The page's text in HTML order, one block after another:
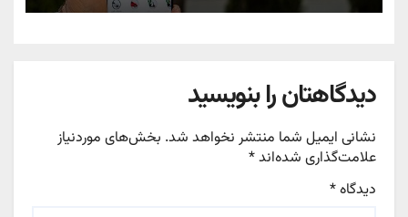
دیدگاهتان را بنویسید
نشانی ایمیل شما منتشر نخواهد شد. بخش‌های موردنیاز
علامت‌گذاری شده‌اند*
دیدگاه*